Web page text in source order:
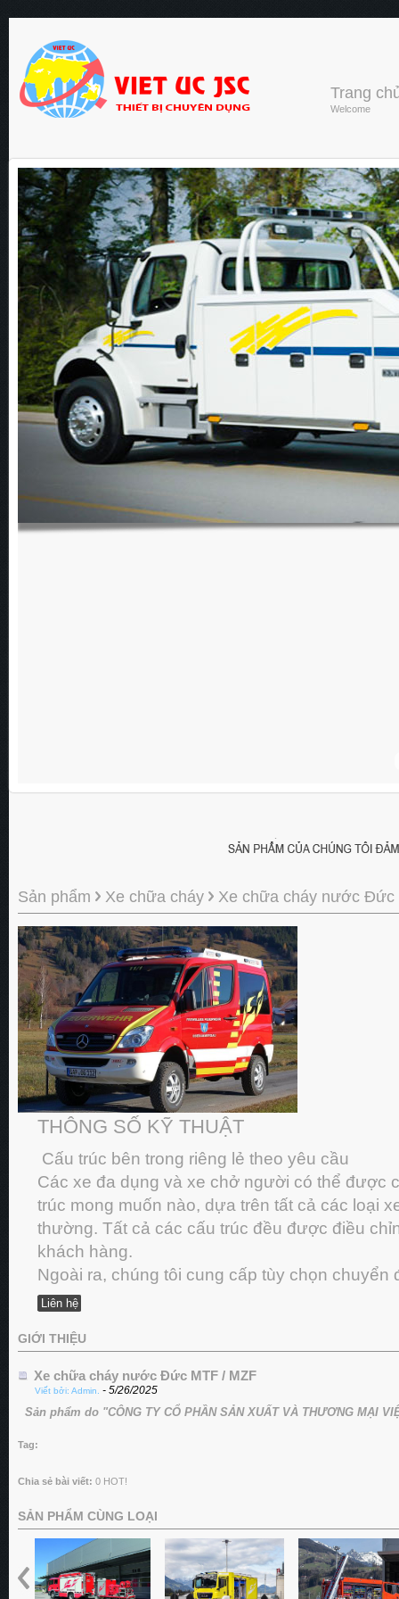
Trang
Welcome
Sản phẩm Xe chữa cháy Xe chữa cháy nước Đức
THÔNG SỐ KỸ THUẬT
Cấu trúc bên trong riêng lẻ theo yêu cầu
Các xe đa dụng và xe chở người có thể được
trúc mong muốn nào, dựa trên tất cả các loại
thường. Tất cả các cấu trúc đều được điều
khách hàng.
Ngoài ra, chúng tôi cung cấp tùy chọn chuyển
Liên hệ
GIỚI THIỆU
Xe chữa cháy nước Đức MTF / MZF
Viết bởi: Admin. - 5/26/2025
Sản phẩm do "CÔNG TY CỔ PHẦN SẢN XUẤT VÀ THƯƠNG MẠI
Tag:
Chia sẻ bài viết: 0 HOT!
SẢN PHẨM CÙNG LOẠI